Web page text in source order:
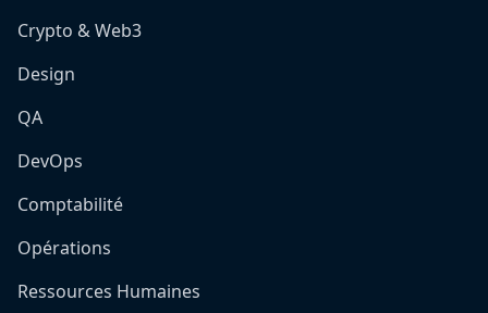
Crypto & Web3
Design
QA
DevOps
Comptabilité
Opérations
Ressources Humaines